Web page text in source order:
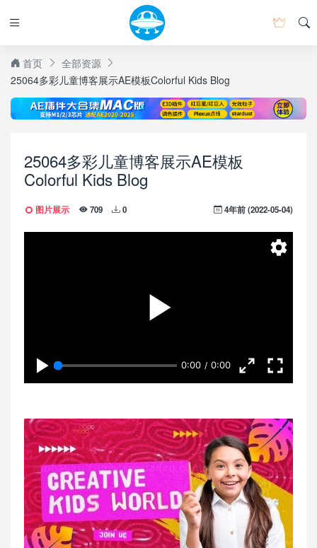
首页
全部资源
25064多彩儿童博客展示AE模板Colorful Kids Blog
25064多彩儿童博客展示AE模板
Colorful Kids Blog
图片展示 709 0 4年前 (2022-05-04)
0:00 0:00